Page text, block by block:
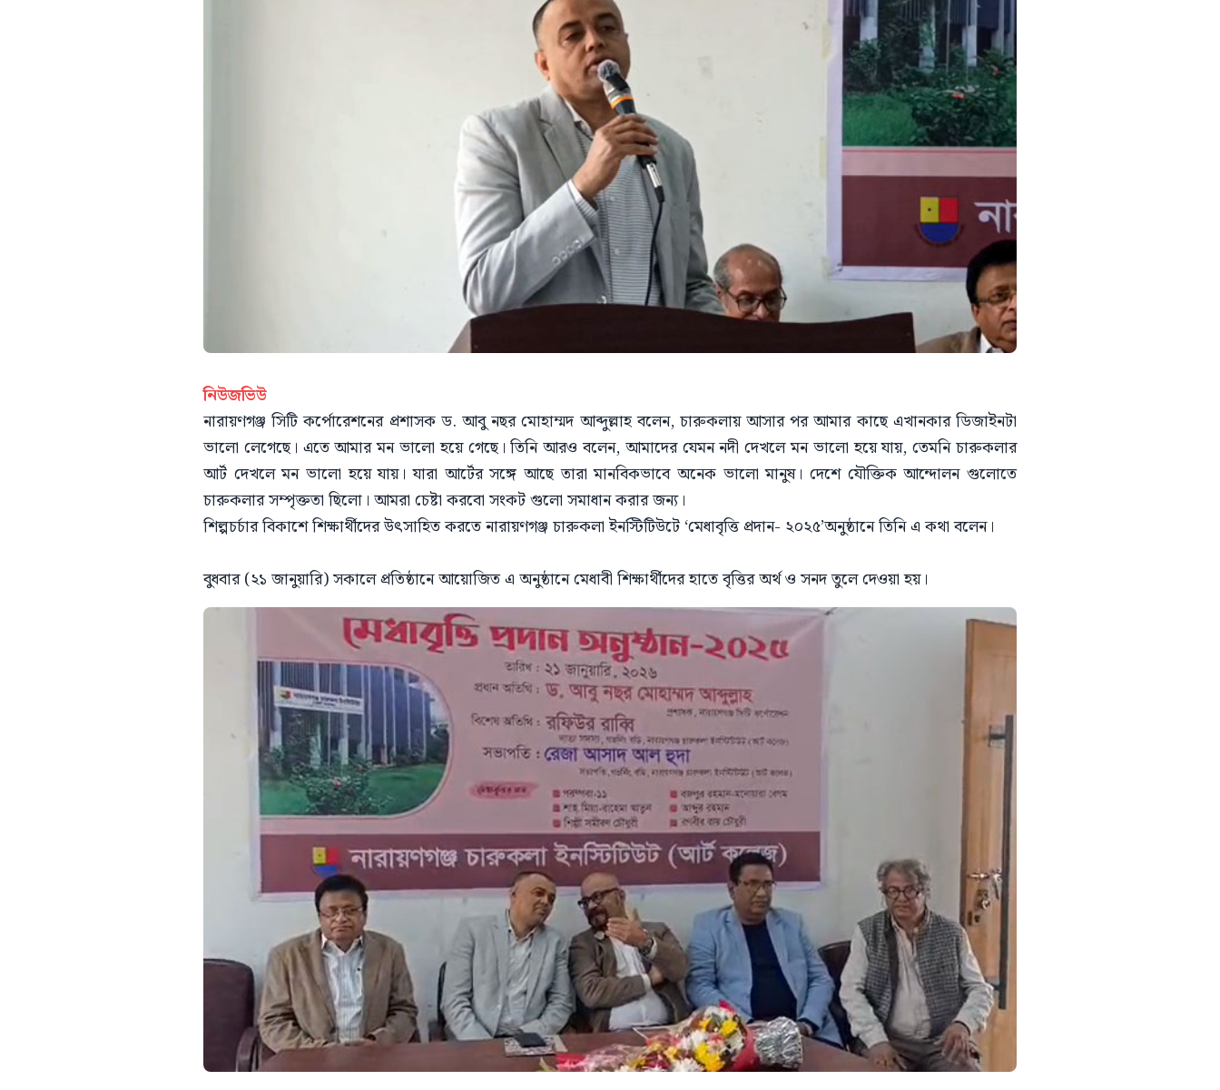
নিউজভিউ
নারায়ণগঞ্জ সিটি কর্পোরেশনের প্রশাসক ড. আবু নছর মোহাম্মদ আব্দুল্লাহ বলেন, চারুকলায় আসার পর আমার কাছে এখানকার ডিজাইনটা
ভালো লেগেছে। এতে আমার মন ভালো হয়ে গেছে। তিনি আরও বলেন, আমাদের যেমন নদী দেখলে মন ভালো হয়ে যায়, তেমনি চারুকলার
আর্ট দেখলে মন ভালো হয়ে যায়। যারা আর্টের সঙ্গে আছে তারা মানবিকভাবে অনেক ভালো মানুষ। দেশে যৌক্তিক আন্দোলন গুলোতে
চারুকলার সম্পৃক্ততা ছিলো। আমরা চেষ্টা করবো সংকট গুলো সমাধান করার জন্য।
শিল্পচর্চার বিকাশে শিক্ষার্থীদের উৎসাহিত করতে নারায়ণগঞ্জ চারুকলা ইনস্টিটিউটে ‘মেধাবৃত্তি প্রদান- ২০২৫’অনুষ্ঠানে তিনি এ কথা বলেন।
বুধবার (২১ জানুয়ারি) সকালে প্রতিষ্ঠানে আয়োজিত এ অনুষ্ঠানে মেধাবী শিক্ষার্থীদের হাতে বৃত্তির অর্থ ও সনদ তুলে দেওয়া হয়।